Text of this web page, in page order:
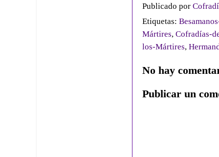
Publicado por
Etiquetas:
Mártires, Cofradías-
los-Mártires,
No hay
Publicar un